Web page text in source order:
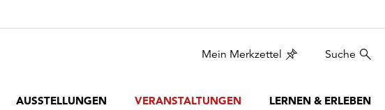
Mein Merkzettel Suche
AUSSTELLUNGEN VERANSTALTUNGEN LERNEN & ERLEBEN